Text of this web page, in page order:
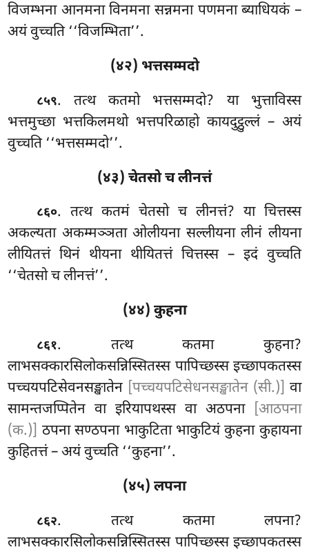
विजम्भना आनमना विनमना सन्नमना पणमना ब्याधियकं –
अयं वुच्चति ‘‘विजम्भिता’’.
(४२) भत्तसम्मदो
८५९. तत्थ कतमो भत्तसम्मदो? या भुत्ताविस्स
भत्तमुच्छा भत्तकिलमथो भत्तपरिळाहो कायदुट्ठुल्लं – अयं
वुच्चति ‘‘भत्तसम्मदो’’.
(४३) चेतसो च लीनत्तं
८६०. तत्थ कतमं चेतसो च लीनत्तं? या चित्तस्स
अकल्यता अकम्मञ्ञता ओलीयना सल्लीयना लीनं लीयना
लीयितत्तं थिनं थीयना थीयितत्तं चित्तस्स – इदं वुच्चति
‘‘चेतसो च लीनत्तं’’.
(४४) कुहना
८६१. तत्थ कतमा कुहना?
लाभसक्कारसिलोकसन्निस्सितस्स पापिच्छस्स इच्छापकतस्स
पच्चयपटिसेवनसङ्खातेन [पच्चयपटिसेधनसङ्खातेन (सी.)] वा
सामन्तजप्पितेन वा इरियापथस्स वा अठपना [आठपना
(क.)] ठपना सण्ठपना भाकुटिता भाकुटियं कुहना कुहायना
कुहितत्तं – अयं वुच्चति ‘‘कुहना’’.
(४५) लपना
८६२. तत्थ कतमा लपना?
लाभसक्कारसिलोकसन्निस्सितस्स पापिच्छस्स इच्छापकतस्स